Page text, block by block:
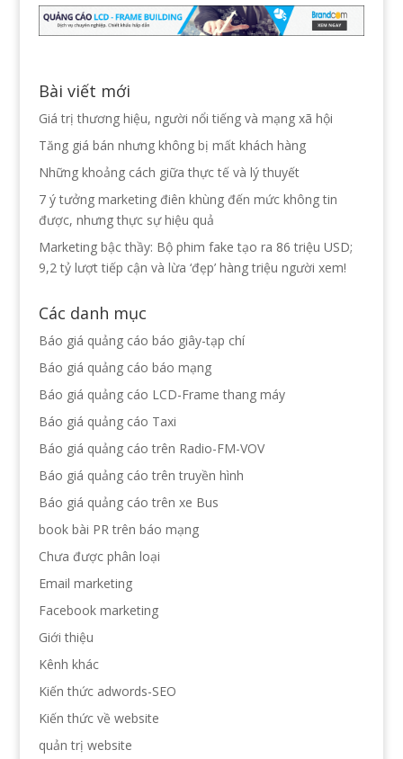
Bài viết mới
Giá trị thương hiệu, người nổi tiếng và mạng xã hội
Tăng giá bán nhưng không bị mất khách hàng
Những khoảng cách giữa thực tế và lý thuyết
7 ý tưởng marketing điên khùng đến mức không tin
được, nhưng thực sự hiệu quả
Marketing bậc thầy: Bộ phim fake tạo ra 86 triệu USD;
9,2 tỷ lượt tiếp cận và lừa ‘đẹp’ hàng triệu người xem!
Các danh mục
Báo giá quảng cáo báo giây-tạp chí
Báo giá quảng cáo báo mạng
Báo giá quảng cáo LCD-Frame thang máy
Báo giá quảng cáo Taxi
Báo giá quảng cáo trên Radio-FM-VOV
Báo giá quảng cáo trên truyền hình
Báo giá quảng cáo trên xe Bus
book bài PR trên báo mạng
Chưa được phân loại
Email marketing
Facebook marketing
Giới thiệu
Kênh khác
Kiến thức adwords-SEO
Kiến thức về website
quản trị website